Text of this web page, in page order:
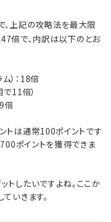
、上記の攻略法を最大限
倍で、内訳は以下のとお
）：18倍
11倍）
倍
トは通常100ポイントです
ポイントを獲得できま
トしたいですよね。ここか
いきます。